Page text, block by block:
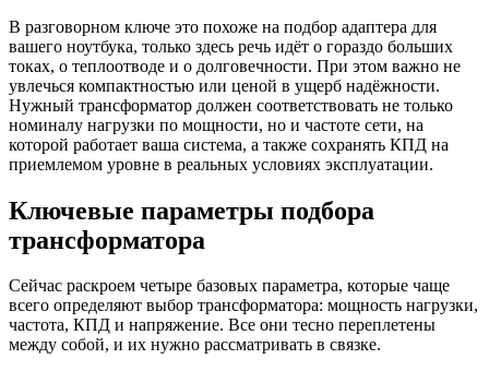
В разговорном ключе это похоже на подбор адаптера для
вашего ноутбука, только здесь речь идёт о гораздо больших
токах, о теплоотводе и о долговечности. При этом важно не
увлечься компактностью или ценой в ущерб надёжности.
Нужный трансформатор должен соответствовать не только
номиналу нагрузки по мощности, но и частоте сети, на
которой работает ваша система, а также сохранять КПД на
приемлемом уровне в реальных условиях эксплуатации.
Ключевые параметры подбора
трансформатора
Сейчас раскроем четыре базовых параметра, которые чаще
всего определяют выбор трансформатора: мощность нагрузки,
частота, КПД и напряжение. Все они тесно переплетены
между собой, и их нужно рассматривать в связке.